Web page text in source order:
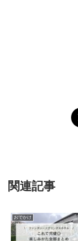
関連記事
おでかけ